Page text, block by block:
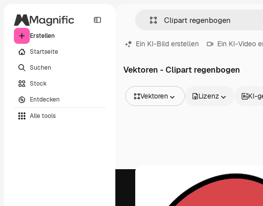
Erstellen
Startseite
Suchen
Stock
Entdecken
Alle tools
Ein KI-Bild erstellen Ein KI-Video
Vektoren - Clipart regenbogen
Vektoren
Videos
Lizenz KI-